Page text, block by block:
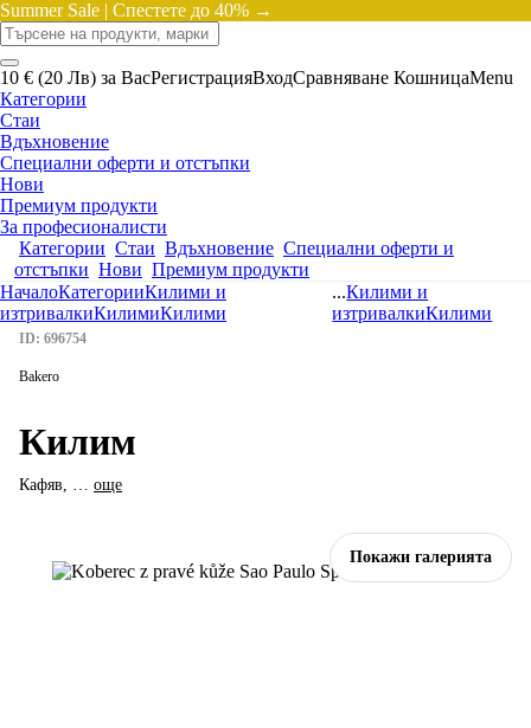
Summer Sale | Спестете до 40% →
10 € (20 Лв) за ВасРегистрацияВходСравняване КошницаMenu
Категории
Стаи
Вдъхновение
Специални оферти и отстъпки
Нови
Премиум продукти
За професионалисти
Категории Стаи Вдъхновение Специални оферти и
отстъпки Нови Премиум продукти
НачалоКатегорииКилими и
изтривалкиКилимиКилими
...Килими и
изтривалкиКилими
Покажи галерията
ID: 696754
Bakero
Килим
Кафяв, … още